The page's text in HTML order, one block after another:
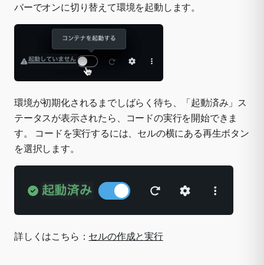
バーでオンに切り替えて環境を起動します。
環境が初期化されるまでしばらく待ち、「起動済み」ス
テータスが表示されたら、コードの実行を開始できま
す。 コードを実行するには、セルの横にある再生ボタン
を選択します。
詳しくはこちら： セルの作成と実行